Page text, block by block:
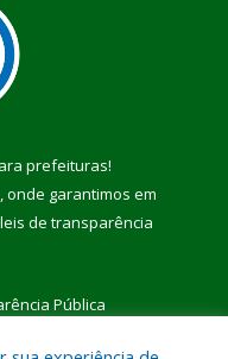
prefeituras!
onde garantimos em
leis de transparência
Pública